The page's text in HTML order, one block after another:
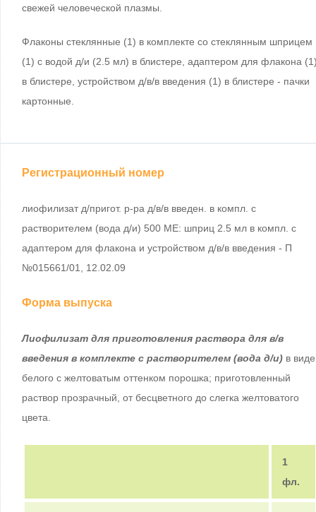
свежей человеческой плазмы.
Флаконы стеклянные (1) в комплекте со стеклянным шприцем
(1) с водой д/и (2.5 мл) в блистере, адаптером для флакона
в блистере, устройством д/в/в введения (1) в блистере - пачки
картонные.
Регистрационный номер
лиофилизат д/пригот. р-ра д/в/в введен. в компл. с
растворителем (вода д/и) 500 МЕ: шприц 2.5 мл в компл. с
адаптером для флакона и устройством д/в/в введения - П
№015661/01, 12.02.09
Форма выпуска
Лиофилизат для приготовления раствора для в/в
введения в комплекте с растворителем (вода д/и) в виде
белого с желтоватым оттенком порошка; приготовленный
раствор прозрачный, от бесцветного до слегка желтоватого
цвета.
1
фл.